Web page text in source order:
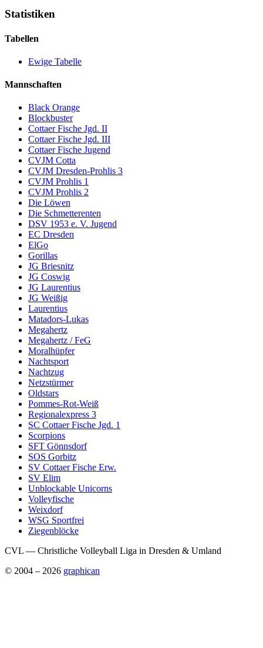
Statistiken
Tabellen
Ewige Tabelle
Mannschaften
Black Orange
Blockbuster
Cottaer Fische Jgd. II
Cottaer Fische Jgd. III
Cottaer Fische Jugend
CVJM Cotta
CVJM Dresden-Prohlis 3
CVJM Prohlis 1
CVJM Prohlis 2
Die Löwen
Die Schmetterenten
DSV 1953 e. V. Jugend
EC Dresden
ElGo
Gorillas
JG Briesnitz
JG Coswig
JG Laurentius
JG Weißig
Laurentius
Matadors-Lukas
Megahertz
Megahertz / FeG
Moralhüpfer
Nachtsport
Nachtzug
Netzstürmer
Oldstars
Pommes-Rot-Weiß
Regionalexpress 3
SC Cottaer Fische Jgd. 1
Scorpions
SFT Gönnsdorf
SOS Gorbitz
SV Cottaer Fische Erw.
SV Elim
Unblockable Unicorns
Volleyfische
Weixdorf
WSG Sportfrei
Ziegenblöcke
CVL — Christliche Volleyball Liga in Dresden & Umland
© 2004 – 2026 graphican